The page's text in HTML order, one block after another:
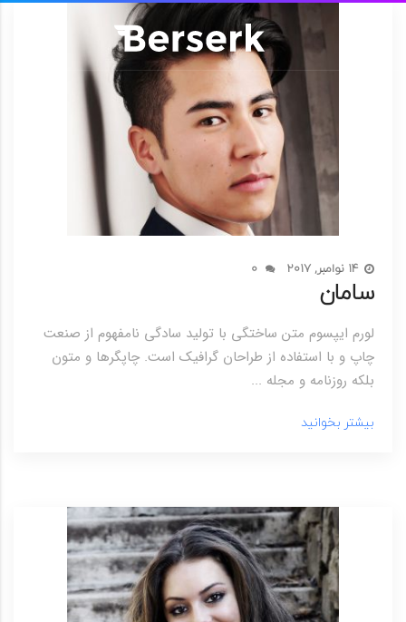
14 نوامبر, 2017 0
سامان
لورم ایپسوم متن ساختگی با تولید سادگی نامفهوم از صنعت
چاپ و با استفاده از طراحان گرافیک است. چاپگرها و متون
بلکه روزنامه و مجله ...
بیشتر بخوانید